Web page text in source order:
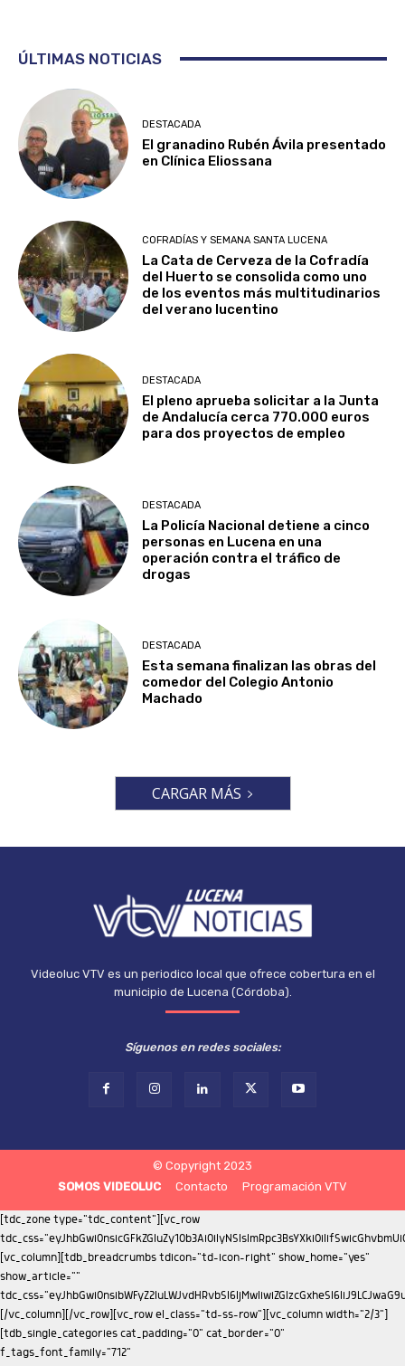
ÚLTIMAS NOTICIAS
DESTACADA
El granadino Rubén Ávila presentado
en Clínica Eliossana
COFRADÍAS Y SEMANA SANTA LUCENA
La Cata de Cerveza de la Cofradía
del Huerto se consolida como uno
de los eventos más multitudinarios
del verano lucentino
DESTACADA
El pleno aprueba solicitar a la Junta
de Andalucía cerca 770.000 euros
para dos proyectos de empleo
DESTACADA
La Policía Nacional detiene a cinco
personas en Lucena en una
operación contra el tráfico de
drogas
DESTACADA
Esta semana finalizan las obras del
comedor del Colegio Antonio
Machado
CARGAR MÁS
Videoluc VTV es un periodico local que ofrece cobertura en el
municipio de Lucena (Córdoba).
Síguenos en redes sociales:
© Copyright 2023
SOMOS VIDEOLUC
Contacto Programación VTV
[tdc_zone type="tdc_content"][vc_row tdc_css="eyJhbGwiOnsicGFkZGluZy10b3AiOiIyNSIsImRpc3BsYXkiOiIifSwicGhvbmUiOnsicGFkZGluZy10b3AiOiIyNSIsImRpc3BsYXkiOiIifX0="][vc_column][tdb_breadcrumbs tdicon="td-icon-right" show_home="yes" show_article="" tdc_css="eyJhbGwiOnsibWFyZ2luLWJvdHRvbSI6IjMwIiwiZGlzcGxheSI6IiJ9LCJwaG9uZSI6eyJtYXJnaW4tYm90dG9tIjoiMjAiLCJkaXNwbGF5IjoiIn0sInBob25lX21heF93aWR0aCI6NzY3fQ=="][/vc_column][/vc_row][vc_row el_class="td-ss-row"][vc_column width="2/3"][tdb_single_categories cat_padding="0" cat_border="0" f_tags_font_family="712" f_tags_font_size="eyJhbGwiOiIxMyIsInBob25lIjoiMTMifQ==" f_tags_font_transform="uppercase" f_tags_font_weight="400" f_tags_font_line_height="1" bg_color="rgba(255,255,255,0)" bg_hover_color="rgba(255,255,255,0)" text_color="#000000" text_hover_color="#dd3333" tdc_css="eyJhbGwiOnsibWFyZ2luLWJvdHRvbSI6IjAiLCJkaXNwbGF5IjoiIn0sInBob25lIjp7Im1hcmdpbi1ib3R0b20iOiIwIiwiZGlzcGxheSI6IiJ9fQ==" cat_limit="1" cat_order="alphabetically"][tdb_title f_title_font_size="eyJhbGwiOiIzMCIsInBob25lIjoiMjQifQ==" tdc_css="eyJhbGwiOnsibWFyZ2luLXRvcCI6IjUiLCJtYXJnaW4tYm90dG9tIjoiMTAiLCJkaXNwbGF5IjoiIn0sInBob25lIjp7Im1hcmdpbi10b3AiOiI1IiwibWFyZ2luLWJvdHRvbSI6IjEwIiwiZGlzcGxheSI6IiJ9LCJwaG9uZV9tYXhfd2lkdGgiOjc2N30=" f_title_font_line_height="1.2" f_title_font_family="712" f_title_font_weight="500" title_color="#000000"][tdb_single_date f_date_font_family="712" f_date_font_weight="400" f_date_font_size="13" f_date_font_transform="capitalize" f_date_font_line_height="1" tdc_css="eyJhbGwiOnsiZGlzcGxheSI6IiJ9LCJwaG9uZSI6eyJkaXNwbGF5IjoiIn19" make_inline="yes"][tdb_single_comments_count tdicon="td-icon-comments" make_inline="yes" float_right="yes" f_comms_font_family="712" f_comms_font_size="eyJwaG9uZSI6IjEyIiwiYWxsIjoiMTEifQ==" f_comms_font_line_height="2" icon_size="10" comms_h_color="#008d7f" icon_h_color="#008d7f"][tdb_single_post_views tdicon="td-icon-views" float_right="yes" tdc_css="eyJhbGwiOnsibWFyZ2luLXJpZ2h0IjoiMTUiLCJkaXNwbGF5IjoiIn0sInBob25lIjp7Im1hcmdpbi1yaWdodCI6IjEwIiwiZGlzcGxheSI6IiJ9LCJwaG9uZV9tYXhfd2lkdGgiOjc2N30=" f_views_font_family="712" f_views_font_size="eyJwaG9uZSI6IjEyIiwiYWxsIjoiMTEifQ==" f_views_font_line_height="2"][tdb_single_featured_image tdc_css="eyJwaG9uZSI6eyJtYXJnaW4tcmlnaHQiOiItMjAiLCJtYXJnaW4tbGVmdCI6Ii0yMCIsImRpc3BsYXkiOiIifSwicGhvbmVfbWF4X3dpZHRoIjo3Njd9" lightbox="yes"][tdb_single_content f_post_font_family="712" f_post_font_size="eyJhbGwiOiIxMyIsInBob25lIjoiMTcifQ==" f_post_font_line_height="eyJhbGwiOiIxLjgiLCJwaG9uZSI6IjEuNiJ9" f_h1_font_family="712" f_h2_font_family="712" f_h3_font_family="712" f_h4_font_family="712" f_h5_font_family="712" f_h6_font_family="712" f_list_font_family="712" f_list_font_size="15" f_bq_font_family="712" f_h3_font_weight="500" f_h2_font_weight="500" f_h1_font_weight="500" f_h4_font_weight="500" f_h5_font_weight="500" f_h6_font_weight="500" f_h2_font_size="eyJwaG9uZSI6IjIwIn0=" f_post_font_weight="eyJwaG9uZSI6IjMwMCJ9" f_h2_font_line_height="eyJwaG9uZSI6IjEuNSJ9"][tdb_single_via via_h_bg="#008d7f" via_border_h_color="#008d7f"][tdb_single_source src_h_bg="#008d7f" src_border_h_color="#008d7f"][tdb_single_tags tags_h_bg="#008d7f" tags_border_h_color="#008d7f"][vc_separator tdc_css="eyJhbGwiOnsibWFyZ2luLXRvcCI6IjI4IiwibWFyZ2luLWJvdHRvbSI6IjIwIiwiZGlzcGxheSI6IiJ9LCJwaG9uZSI6eyJtYXJnaW4tdG9wIjoiMjgiLCJtYXJnaW4tYm90dG9tIjoiMjAiLCJkaXNwbGF5IjoiIn0sInBob25lX21heF93aWR0aCI6NzY3fQ=="][tdb_single_post_share tdc_css="eyJhbGwiOnsiZGlzcGxheSI6IiJ9LCJwaG9uZSI6eyJkaXNwbGF5IjoiIn19" like_share_style="style17" like="yes"][vc_separator tdc_css="eyJhbGwiOnsibWFyZ2luLWJvdHRvbSI6IjMwIiwiZGlzcGxheSI6IiJ9LCJwaG9uZSI6eyJtYXJnaW4tYm90dG9tIjoiMzAiLCJkaXNwbGF5IjoiIn0sInBob25lX21heF93aWR0aCI6NzY3fQ=="][tdb_single_next_prev tdc_css="eyJhbGwiOnsibWFyZ2luLWJvdHRvbSI6IjQzIiwiZGlzcGxheSI6IiJ9LCJwaG9uZSI6eyJtYXJnaW4tYm90dG9tIjoiNDMiLCJkaXNwbGF5IjoiIn19" f_inf_font_family="712" f_inf_font_size="11" f_inf_font_transform="uppercase" f_art_font_family="712" f_art_font_size="eyJhbGwiOiIxNSIsInBob25lIjoiMTMifQ==" f_art_font_weight="500" f_art_font_line_height="eyJhbGwiOiIxLjQiLCJwaG9uZSI6IjEuMiJ9" post_color="#000000" post_hover_color="#dd3333"][tdb_single_author_box icons_spacing="20" photo_size="eyJhbGwiOiI4MCIsInBob25lIjoiOTAifQ==" display="eyJwaG9uZSI6InJvdyJ9" tdc_css="eyJwaG9uZSI6eyJjb250ZW50LWgtYWxpZ24iOiJjb250ZW50LWhvcml6LWNlbnRlciIsImRpc3BsYXkiOiIifSwicGhvbmVfbWF4X3dpZHRoIjo3Njd9" box_padding="eyJwaG9uZSI6IjIwIiwiYWxsIjoiMTUifQ==" f_auth_font_family="712" f_auth_font_weight="500" f_auth_font_size="eyJwaG9uZSI6IjE1IiwiYWxsIjoiMTMifQ==" f_auth_font_line_height="1.2" f_url_font_family="712" f_url_font_size="11" f_url_font_weight="400" f_url_font_line_height="1" f_descr_font_family="712" f_descr_font_size="eyJwaG9uZSI6IjEzIiwiYWxsIjoiMTEifQ==" f_descr_font_line_height="1.4" f_descr_font_weight="400" f_auth_font_transform="capitalize" photo_space="eyJhbGwiOiIxNSIsInBob25lIjoiMjAifQ==" add_name_margin="eyJwaG9uZSI6IjVweCAwIDEwcHggMCIsImFsbCI6IjNweCAwIDhweCAwIn0="][td_flex_block_4 image_align="center" meta_info_align="bottom" color_overlay="eyJ0eXBlIjoiZ3JhZGllbnQiLCJjb2xvcjEiOiJyZ2JhKDAsMCwwLDApIiwiY29sb3IyIjoicmdiYSgwLDAsMCwwLjcpIiwibWl4ZWRDb2xvcnMiOlt7ImNvbG9yIjoicmdiYSgwLDAsMCwwLjMpIiwicGVyY2VudGFnZSI6MzV9LHsiY29sb3IiOiJyZ2JhKDAsMCwwLDApIiwicGVyY2VudGFnZSI6NTB9XSwiY3NzIjoiYmFja2dyb3VuZDogLXdlYmtpdC1saW5lYXItZ3JhZGllbnQoMGRlZyxyZ2JhKDAsMCwwLDAuNykscmdiYSgwLDAsMCwwLjMpIDM1JSxyZ2JhKDAsMCwwLDApIDUwJSxyZ2JhKDAsMCwwLDApKTtiYWNrZ3JvdW5kOiBsaW5lYXItZ3JhZGllbnQoMGRlZyxyZ2JhKDAsMCwwLDAuNykscmdiYSgwLDAsMCwwLjMpIDM1JSxyZ2JhKDAsMCwwLDApIDUwJSxyZ2JhKDAsMCwwLDApKTsiLCJjc3NQYXJhbXMiOiIwZGVnLHJnYmEoMCwwLDAsMC43KSxyZ2JhKDAsMCwwLDAuMykgMzUlLHJnYmEoMCwwLDAsMCkgNTAlLHJnYmEoMCwwLDAsMCkifQ==" image_margin="0" modules_on_row="33.33333333%" columns="33.33333333%" meta_info_align1="image" limit="3" modules_category="above" show_author2="none" show_date2="none" show_review2="none" show_com2="none" show_excerpt2="none" show_excerpt1="none" show_com1="none" show_review1="none" show_date1="none" show_author1="none" meta_info_horiz1="content-horiz-center" modules_space1="eyJhbGwiOiIwIiwicGhvbmUiOiIzIn0=" columns_gap="eyJhbGwiOiIzIiwicGhvbmUiOiIwIn0=" image_height1="eyJhbGwiOiIxMjAiLCJwaG9uZSI6IjExMCJ9" meta_padding1="eyJwaG9uZSI6IjE1cHggMTBweCIsImFsbCI6IjEwcHggNXB4In0=" art_title1="eyJwaG9uZSI6IjEwcHggMCAwIDAiLCJhbGwiOiI2cHggMCAwIDAifQ==" cat_bg="rgba(255,255,255,0)" cat_bg_hover="rgba(255,255,255,0)" title_txt="#ffffff" all_underline_color1="" f_title1_font_family="712" f_title1_font_line_height="1.2" f_title1_font_size="eyJhbGwiOiIxMSIsInBob25lIjoiMTcifQ==" f_title1_font_weight="500" f_title1_font_transform="" f_cat1_font_transform="uppercase" f_cat1_font_size="eyJhbGwiOiIxMSIsInBob25lIjoiMTMifQ==" f_cat1_font_weight="500" f_cat1_font_family="712" modules_category_padding1="0" category_id="" ajax_pagination="next_prev" f_more_font_family="" f_more_font_transform="" f_more_font_weight="" sort="" tdc_css="eyJhbGwiOnsiZGlzcGxheSI6IiJ9LCJwaG9uZSI6eyJtYXJnaW4tYm90dG9tIjoiNDAiLCJkaXNwbGF5IjoiIn0sInBob25lX21heF93aWR0aCI6NzY3fQ==" custom_title="ARTICULOS RELACIONADOS" block_template_id="td_block_template_8" image_size="" cat_txt="#ffffff" border_color="#272d69" f_header_font_family="712" f_header_font_size="eyJwaG9uZSI6IjE3IiwiYWxsIjoiMTUifQ==" f_header_font_transform="uppercase" f_header_font_weight="500" mix_type_h="color" mix_color_h="rgba(112,204,63,0.3)" pag_h_bg="#85c442" pag_h_border="#85c442" title_tag="h2"][tdb_single_comments block_template_id="td_block_template_8" border_color="#272d69" f_header_font_size="eyJwaG9uZSI6IjE3IiwiYWxsIjoiMTUifQ==" f_header_font_weight="500" f_header_font_transform="uppercase" f_header_font_family="712" f_auth_font_family="712" f_auth_font_transform="capitalize" f_auth_font_weight="500" f_auth_font_size="eyJwaG9uZSI6IjE1IiwiYWxsIjoiMTMifQ==" f_meta_font_family="712" f_meta_font_size="11" f_meta_font_weight="400" f_descr_font_family="712" f_descr_font_size="13" f_descr_font_weight="400" f_reply_font_family="712" f_reply_font_transform="uppercase" f_frm_title_font_family="712" f_frm_title_font_weight="500" f_frm_title_font_size="eyJwaG9uZSI6IjE1IiwiYWxsIjoiMTMifQ==" f_frm_title_font_transform="uppercase" f_input_font_family="712" f_input_font_size="13" f_btn_font_family="712" f_btn_font_weight="400" f_btn_font_transform="uppercase" f_btn_font_size="13" f_agreement_font_family="712" f_agreement_font_size="13" f_agreement_font_weight="400" f_input_font_weight="400" f_reply_font_weight="400" f_agreement_font_line_height="1.2" auth_h_color="#272d69" reply_h_color="#000000"][/vc_column][vc_column width="1/3" is_sticky="yes"][td_block_ad_box spot_img_horiz="content-horiz-center" spot_id="sidebar"][vc_empty_space][td_flex_block_1 modules_on_row="eyJwaG9uZSI6IjEwMCUifQ==" image_floated="float_left" image_width="30" image_height="100" show_btn="none" show_excerpt="none" modules_category="above" show_date="none" show_review="none" show_com="none" show_author="none" meta_padding="eyJwaG9uZSI6IjAgMCAwIDE1cHgiLCJhbGwiOiIwIDAgMCAxMHB4In0=" art_title="eyJwaG9uZSI6IjhweCAwIDAgMCIsImFsbCI6IjVweCAwIDAgMCJ9" f_title_font_family="712" f_title_font_size="eyJwaG9uZSI6IjE1IiwiYWxsIjoiMTEifQ==" f_title_font_weight="500" f_title_font_line_height="1.2" title_txt="#000000" cat_bg="rgba(255,255,255,0)" cat_bg_hover="rgba(255,255,255,0)" f_cat_font_family="712" f_cat_font_transform="uppercase" f_cat_font_weight="400" f_cat_font_size="11" modules_category_padding="0" all_modules_space="eyJwaG9uZSI6IjI0IiwiYWxsIjoiMTUifQ==" category_id="" ajax_pagination="load_more" sort="" title_txt_hover="#272d69" tdc_css="eyJhbGwiOnsiZGlzcGxheSI6IiJ9LCJwaG9uZSI6eyJtYXJnaW4tYm90dG9tIjoiNDAiLCJkaXNwbGF5IjoiIn0sInBob25lX21heF93aWR0aCI6NzY3fQ==" cat_txt="#000000" cat_txt_hover="#272d69" f_more_font_weight="" f_more_font_transform="" f_more_font_family="" image_size="td_150x0" f_meta_font_family="712" custom_title="ÚLTIMAS NOTICIAS" block_template_id="td_block_template_8" border_color="#272d69" art_excerpt="